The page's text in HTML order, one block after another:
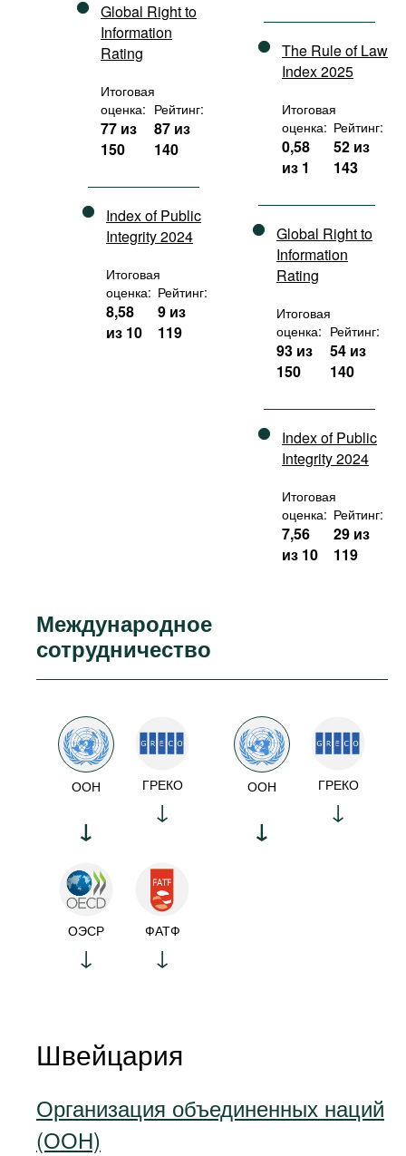
Global Right to
Information
Rating
Итоговая
оценка:
77 из
150
Рейтинг:
87 из
140
Index of Public
Integrity 2024
Итоговая
оценка:
8,58
из 10
Рейтинг:
9 из
119
The Rule of Law
Index 2025
Итоговая
оценка:
0,58
из 1
Рейтинг:
52 из
143
Global Right to
Information
Rating
Итоговая
оценка:
93 из
150
Рейтинг:
54 из
140
Index of Public
Integrity 2024
Итоговая
оценка:
7,56
из 10
Рейтинг:
29 из
119
Международное
сотрудничество
ООН ГРЕКО
ОЭСР ФАТФ
ООН ГРЕКО
Швейцария
Организация объединенных наций
(ООН)